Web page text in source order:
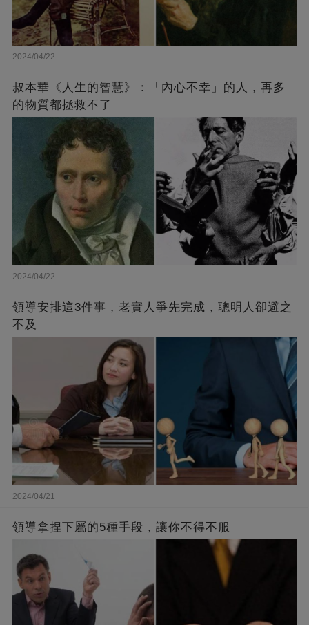
2024/04/22
叔本華《人生的智慧》：「內心不幸」的人，再多
的物質都拯救不了
2024/04/22
領導安排這3件事，老實人爭先完成，聰明人卻避之
不及
2024/04/21
領導拿捏下屬的5種手段，讓你不得不服